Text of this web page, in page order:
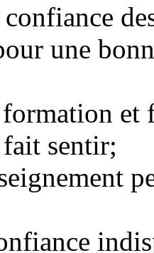
une
formation et
fait sentir;